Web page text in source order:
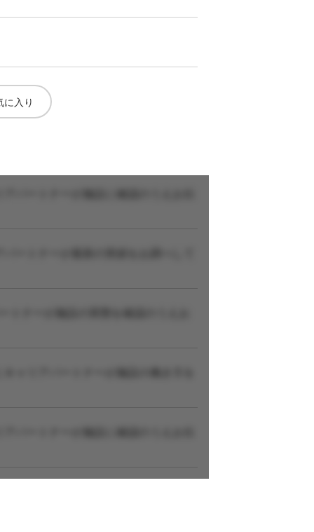
に入り
パートナーが施設に確認のうえお伝
ナーが施設の実態を確認のうえお
ャリアパートナーが施設の働き方を
パートナーが施設に確認のうえお伝